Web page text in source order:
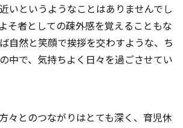
いというようなことはありませんでし
そ者としての疎外感を覚えることもな
自然と笑顔で挨拶を交わすような、ち
中で、気持ちよく日々を過ごさせてい
々とのつながりはとても深く、育児休